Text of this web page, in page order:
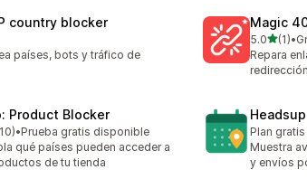
country blocker
países, bots y tráfico de
Magic
5.0de 5
(1)
1 reseñas
•
Repara
Product Blocker
estrellas
en total
•Prueba gratis disponible
qué países pueden acceder a
de tu tienda
Plan
Muestra
y envíos